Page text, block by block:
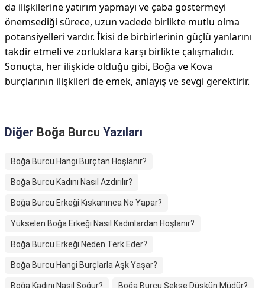
da ilişkilerine yatırım yapmayı ve çaba göstermeyi
önemsediği sürece, uzun vadede birlikte mutlu olma
potansiyelleri vardır. İkisi de birbirlerinin güçlü yanlarını
takdir etmeli ve zorluklara karşı birlikte çalışmalıdır.
Sonuçta, her ilişkide olduğu gibi, Boğa ve Kova
burçlarının ilişkileri de emek, anlayış ve sevgi gerektirir.
Diğer Boğa Burcu Yazıları
Boğa Burcu Hangi Burçtan Hoşlanır?
Boğa Burcu Kadını Nasıl Azdırılır?
Boğa Burcu Erkeği Kıskanınca Ne Yapar?
Yükselen Boğa Erkeği Nasıl Kadınlardan Hoşlanır?
Boğa Burcu Erkeği Neden Terk Eder?
Boğa Burcu Hangi Burçlarla Aşk Yaşar?
Boğa Kadını Nasıl Soğur? Boğa Burcu Sekse Düşkün Müdür?